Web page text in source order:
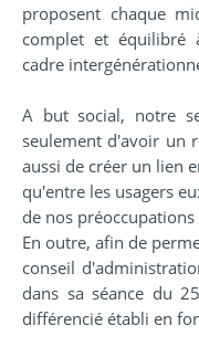
proposent chaque
complet et équilibré
cadre
A but social, notre
seulement d'avoir un
aussi de créer un lien
qu'entre les usagers
de nos
En outre, afin de
conseil
dans sa séance du
différencié établi en